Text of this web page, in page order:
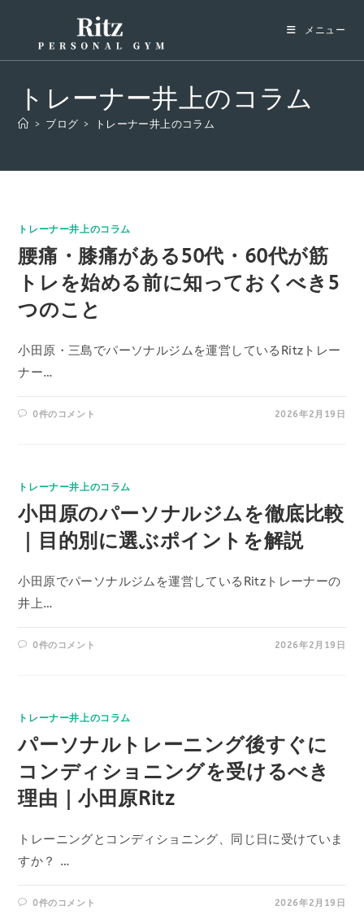
ッ
メニュー
トレーナー井上のコラム
> ブログ > トレーナー井上のコラム
トレーナー井上のコラム
腰痛・膝痛がある50代・60代が筋
トレを始める前に知っておくべき5
つのこと
小田原・三島でパーソナルジムを運営しているRitzトレー
ナー…
0件のコメント 2026年2月19日
トレーナー井上のコラム
小田原のパーソナルジムを徹底比較
｜目的別に選ぶポイントを解説
小田原でパーソナルジムを運営しているRitzトレーナーの
井上…
0件のコメント 2026年2月19日
トレーナー井上のコラム
パーソナルトレーニング後すぐに
コンディショニングを受けるべき
理由｜小田原Ritz
トレーニングとコンディショニング、同じ日に受けていま
すか？ …
0件のコメント 2026年2月19日